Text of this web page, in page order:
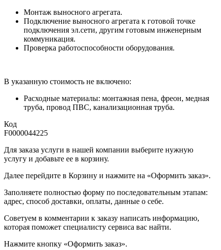
Монтаж выносного агрегата.
Подключение выносного агрегата к готовой точке
подключения эл.сети, другим готовым инженерным
коммуникация.
Проверка работоспособности оборудования.
В указанную стоимость не включено:
Расходные материалы: монтажная пена, фреон, медная
труба, провод ПВС, канализационная труба.
Код
F0000044225
Для заказа услуги в нашей компании выберите нужную
услугу и добавьте ее в корзину.
Далее перейдите в Корзину и нажмите на «Оформить заказ».
​​​​​​​Заполняете полностью форму по последовательным этапам:
адрес, способ доставки, оплаты, данные о себе.
​​​​​​​Советуем в комментарии к заказу написать информацию,
которая поможет специалисту сервиса вас найти.
​​​​​​​Нажмите кнопку «Оформить заказ».